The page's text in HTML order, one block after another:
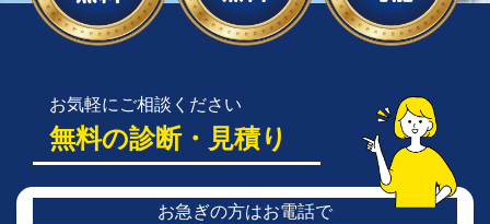
お気軽にご相談ください
無料の診断・見積り
お急ぎの方はお電話で